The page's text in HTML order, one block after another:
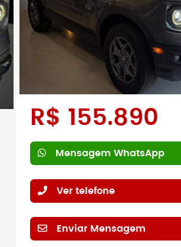
R$ 155.890
Mensagem WhatsApp
Ver telefone
Enviar Mensagem